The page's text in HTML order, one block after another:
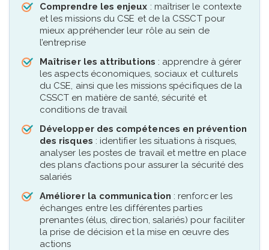
Comprendre les enjeux : maîtriser le contexte
et les missions du CSE et de la CSSCT pour
mieux appréhender leur rôle au sein de
l’entreprise
Maîtriser les attributions : apprendre à gérer
les aspects économiques, sociaux et culturels
du CSE, ainsi que les missions spécifiques de la
CSSCT en matière de santé, sécurité et
conditions de travail
Développer des compétences en prévention
des risques : identifier les situations à risques,
analyser les postes de travail et mettre en place
des plans d’actions pour assurer la sécurité des
salariés
Améliorer la communication : renforcer les
échanges entre les différentes parties
prenantes (élus, direction, salariés) pour faciliter
la prise de décision et la mise en œuvre des
actions